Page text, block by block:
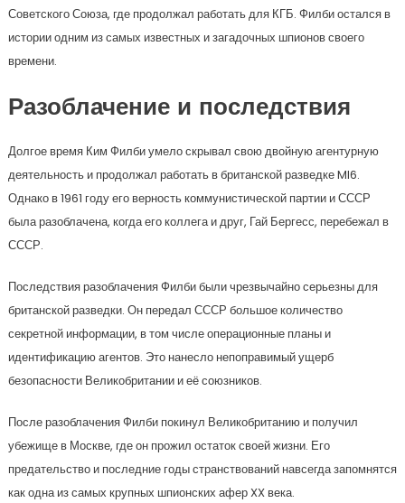
Советского Союза, где продолжал работать для КГБ. Филби остался в
истории одним из самых известных и загадочных шпионов своего
времени.
Разоблачение и последствия
Долгое время Ким Филби умело скрывал свою двойную агентурную
деятельность и продолжал работать в британской разведке MI6.
Однако в 1961 году его верность коммунистической партии и СССР
была разоблачена, когда его коллега и друг, Гай Бергесс, перебежал в
СССР.
Последствия разоблачения Филби были чрезвычайно серьезны для
британской разведки. Он передал СССР большое количество
секретной информации, в том числе операционные планы и
идентификацию агентов. Это нанесло непоправимый ущерб
безопасности Великобритании и её союзников.
После разоблачения Филби покинул Великобританию и получил
убежище в Москве, где он прожил остаток своей жизни. Его
предательство и последние годы странствований навсегда запомнятся
как одна из самых крупных шпионских афер XX века.